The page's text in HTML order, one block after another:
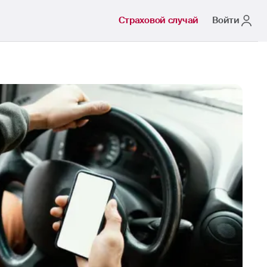
Страховой случай Войти